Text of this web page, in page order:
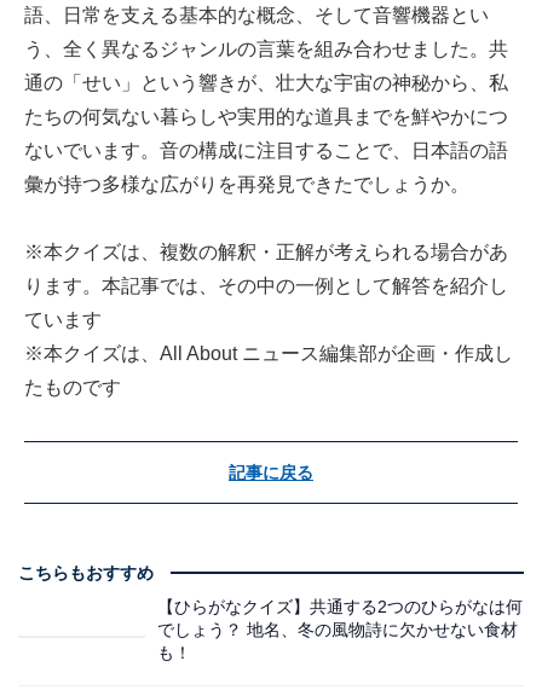
語、日常を支える基本的な概念、そして音響機器とい
う、全く異なるジャンルの言葉を組み合わせました。共
通の「せい」という響きが、壮大な宇宙の神秘から、私
たちの何気ない暮らしや実用的な道具までを鮮やかにつ
ないでいます。音の構成に注目することで、日本語の語
彙が持つ多様な広がりを再発見できたでしょうか。
※本クイズは、複数の解釈・正解が考えられる場合があ
ります。本記事では、その中の一例として解答を紹介し
ています
※本クイズは、All About ニュース編集部が企画・作成し
たものです
記事に戻る
こちらもおすすめ
【ひらがなクイズ】共通する2つのひらがなは何
でしょう？ 地名、冬の風物詩に欠かせない食材
も！